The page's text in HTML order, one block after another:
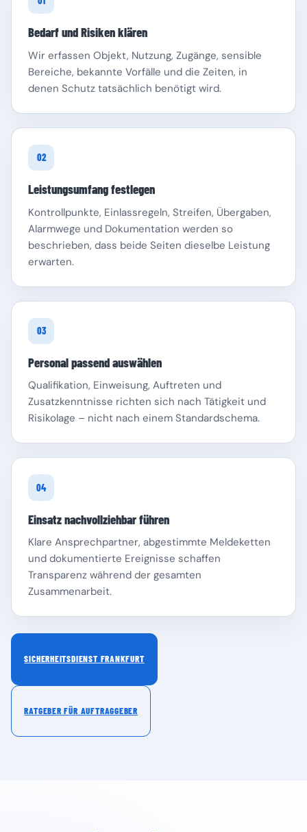
Schleswig-Holstein Thüringen
Bedarf und Risiken klären
Wir erfassen Objekt, Nutzung, Zugänge, sensible
Bereiche, bekannte Vorfälle und die Zeiten, in
denen Schutz tatsächlich benötigt wird.
02
Leistungsumfang festlegen
Kontrollpunkte, Einlassregeln, Streifen, Übergaben,
Alarmwege und Dokumentation werden so
beschrieben, dass beide Seiten dieselbe Leistung
erwarten.
03
Personal passend auswählen
Qualifikation, Einweisung, Auftreten und
Zusatzkenntnisse richten sich nach Tätigkeit und
Risikolage – nicht nach einem Standardschema.
04
Einsatz nachvollziehbar führen
Klare Ansprechpartner, abgestimmte Meldeketten
und dokumentierte Ereignisse schaffen
Transparenz während der gesamten
Zusammenarbeit.
SICHERHEITSDIENST FRANKFURT
RATGEBER FÜR AUFTRAGGEBER